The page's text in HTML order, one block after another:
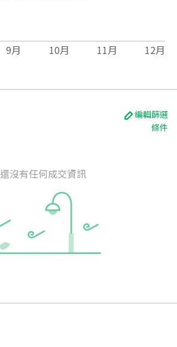
9月 10月 11月 12月
編輯篩選
條件
還沒有任何成交資訊